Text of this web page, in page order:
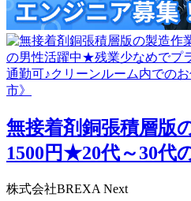
無接着剤銅張積層版
1500円★20代～30代
株式会社BREXA Next